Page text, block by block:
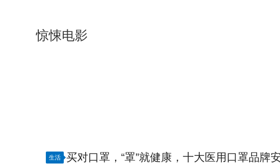
惊悚电影
生活 买对口罩，“罩”就健康，十大医用口罩品牌